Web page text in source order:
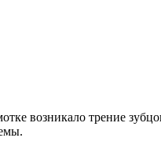
возникало трение